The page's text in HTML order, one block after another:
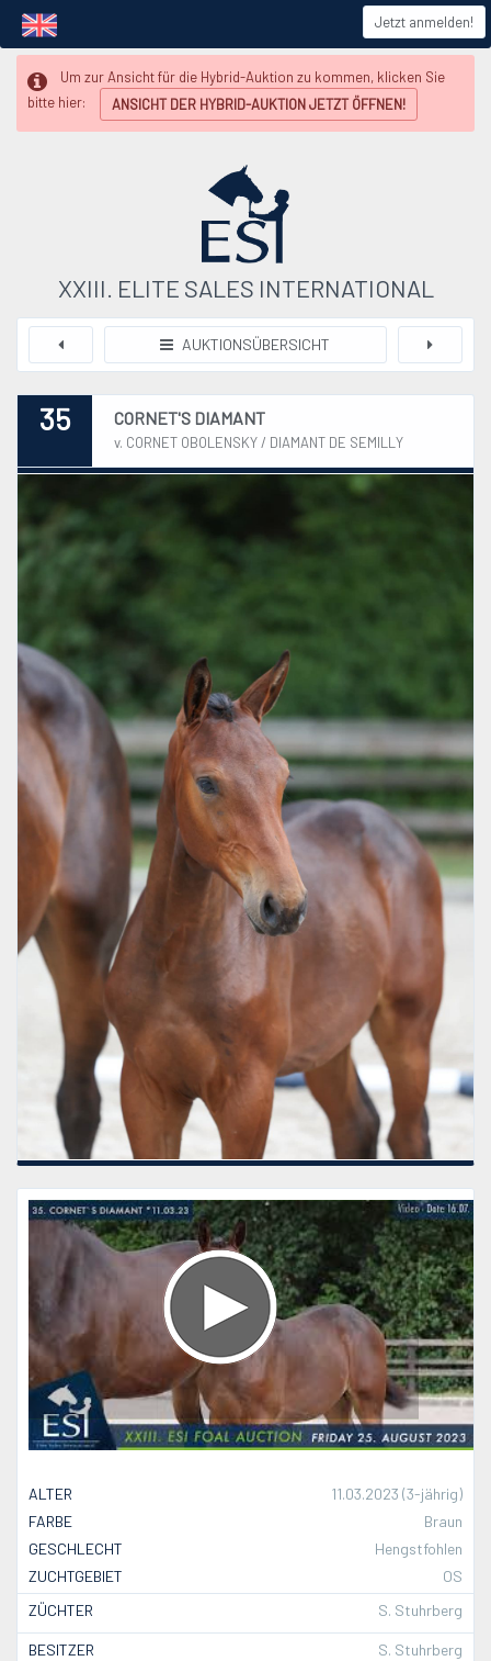
Jetzt anmelden!
Um zur Ansicht für die Hybrid-Auktion zu kommen, klicken Sie
bitte hier:
ANSICHT DER HYBRID-AUKTION JETZT ÖFFNEN!
XXIII. ELITE SALES INTERNATIONAL
AUKTIONSÜBERSICHT
35 CORNET'S DIAMANT
v. CORNET OBOLENSKY / DIAMANT DE SEMILLY
ALTER
11.03.2023 (3-jährig)
FARBE
Braun
GESCHLECHT
Hengstfohlen
ZUCHTGEBIET
OS
ZÜCHTER
S. Stuhrberg
BESITZER S. Stuhrberg